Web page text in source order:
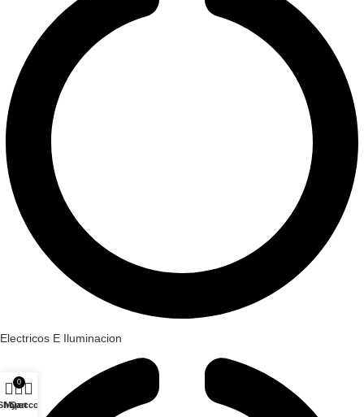
Electricos E Iluminacion
0
Cart
My account